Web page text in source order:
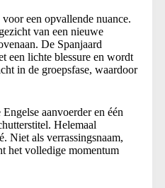
een opvallende nuance.
van een nieuwe
De Spanjaard
een lichte blessure en wordt
in de groepsfase, waardoor
aanvoerder en één
Helemaal
Niet als verrassingsnaam,
het volledige momentum